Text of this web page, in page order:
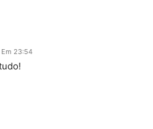
Em 23:54